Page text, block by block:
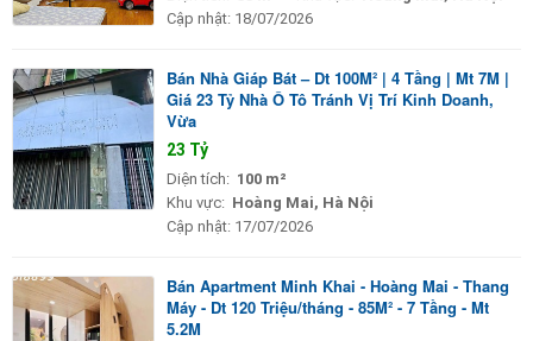
Cập nhật: 18/07/2026
Bán Nhà Giáp Bát – Dt 100M² | 4 Tầng | Mt 7M |
Giá 23 Tỷ Nhà Ô Tô Tránh Vị Trí Kinh Doanh,
Vừa
23 Tỷ
Diện tích: 100 m²
Khu vực: Hoàng Mai, Hà Nội
Cập nhật: 17/07/2026
Bán Apartment Minh Khai - Hoàng Mai - Thang
Máy - Dt 120 Triệu/tháng - 85M² - 7 Tầng - Mt
5.2M